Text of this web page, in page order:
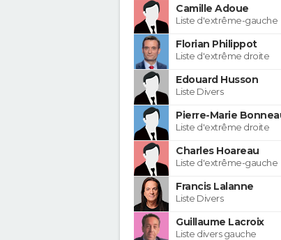
Camille Adoue
Liste d'extrême-gauche
Florian Philippot
Liste d'extrême droite
Edouard Husson
Liste Divers
Pierre-Marie
Liste d'extrême droite
Charles Hoareau
Liste d'extrême-gauche
Francis Lalanne
Liste Divers
Guillaume Lacroix
Liste divers gauche